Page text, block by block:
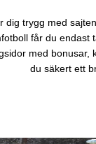
dig trygg med
får du
med
du säkert ett